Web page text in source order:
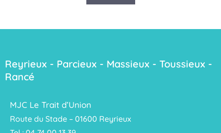
Reyrieux - Parcieux - Massieux - Toussieux -
Rancé
MJC Le Trait d’Union
Route du Stade – 01600 Reyrieux